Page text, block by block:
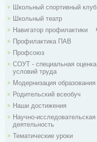
Школьный спортивный клуб
Школьный театр
Навигатор профилактики
Профилактика ПАВ
Профсоюз
СОУТ - специальная оценка
условий труда
Модернизация образования
Родительский всеобуч
Наши достижения
Научно-исследовательская
деятельность
Тематические уроки